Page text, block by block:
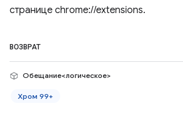
странице chrome://extensions.
ВОЗВРАТ
Обещание<логическое>
Хром 99+